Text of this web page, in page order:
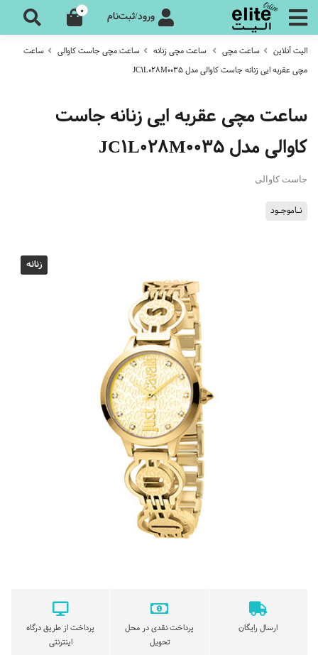
ورود/ثبت‌نام 0
الیت آنلاین ساعت مچی ساعت مچی زنانه ساعت مچی جاست کاوالی
ساعت
مچی عقربه ایی زنانه جاست کاوالی مدل JC1L028M0035
ساعت مچی عقربه ایی زنانه جاست
کاوالی مدل JC1L028M0035
جاست کاوالی
نـاموجـود
زنانه
ارسال رایگان
پرداخت نقدی در محل
تحویل
پرداخت از طریق درگاه
اینترنتی